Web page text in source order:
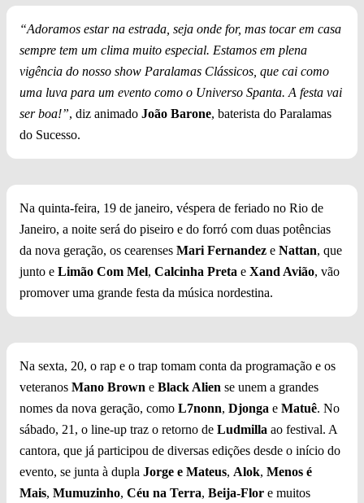
“Adoramos estar na estrada, seja onde for, mas tocar em casa
sempre tem um clima muito especial. Estamos em plena
vigência do nosso show Paralamas Clássicos, que cai como
uma luva para um evento como o Universo Spanta. A festa vai
ser boa!”, diz animado João Barone, baterista do Paralamas
do Sucesso.
Na quinta-feira, 19 de janeiro, véspera de feriado no Rio de
Janeiro, a noite será do piseiro e do forró com duas potências
da nova geração, os cearenses Mari Fernandez e Nattan, que
junto e Limão Com Mel, Calcinha Preta e Xand Avião, vão
promover uma grande festa da música nordestina.
Na sexta, 20, o rap e o trap tomam conta da programação e os
veteranos Mano Brown e Black Alien se unem a grandes
nomes da nova geração, como L7nonn, Djonga e Matuê. No
sábado, 21, o line-up traz o retorno de Ludmilla ao festival. A
cantora, que já participou de diversas edições desde o início do
evento, se junta à dupla Jorge e Mateus, Alok, Menos é
Mais, Mumuzinho, Céu na Terra, Beija-Flor e muitos